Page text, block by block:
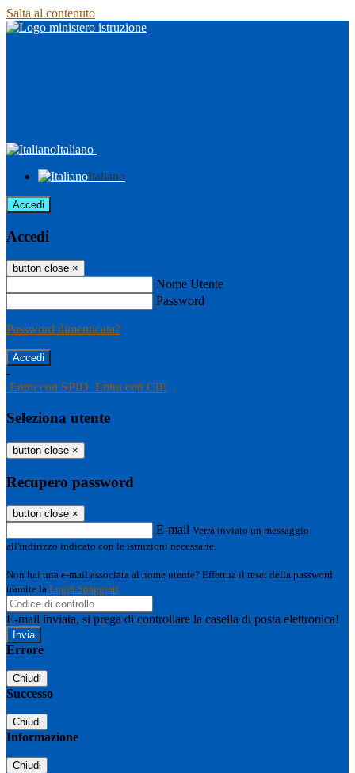
Salta al contenuto
Italiano
Italiano
Accedi
Accedi
button close ×
Nome Utente
Password
Password dimenticata?
-
Entra con SPID Entra con CIE
Seleziona utente
button close ×
Recupero password
button close ×
E-mail Verrà inviato un messaggio
all'indirizzo indicato con le istruzioni necessarie.
Non hai una e-mail associata al nome utente? Effettua il reset della password
tramite la Login Spaggiari
E-mail inviata, si prega di controllare la casella di posta elettronica!
Errore
Chiudi
Successo
Chiudi
Informazione
Chiudi